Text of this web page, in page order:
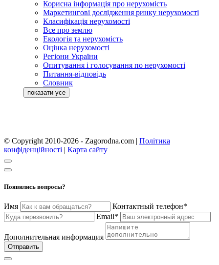
Корисна інформація про нерухомість
Маркетингові дослідження ринку нерухомості
Класифікація нерухомості
Все про землю
Екологія та нерухомість
Оцінка нерухомості
Регіони України
Опитування і голосування по нерухомості
Питання-відповідь
Словник
© Copyright 2010-2026 - Zagorodna.com | Політика
конфіденційності | Карта сайту
Появились вопросы?
Имя
Контактный телефон*
Email*
Дополнительная информация
Отправить